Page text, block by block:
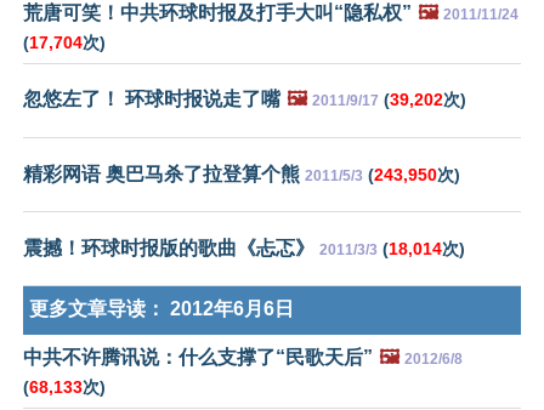
荒唐可笑！中共环球时报及打手大叫“隐私权” 🖼️ 2011/11/24
(17,704次)
忽悠左了！ 环球时报说走了嘴 🖼️ 2011/9/17 (39,202次)
精彩网语 奥巴马杀了拉登算个熊 2011/5/3 (243,950次)
震撼！环球时报版的歌曲《忐忑》 2011/3/3 (18,014次)
更多文章导读： 2012年6月6日
中共不许腾讯说：什么支撑了“民歌天后” 🖼️ 2012/6/8
(68,133次)